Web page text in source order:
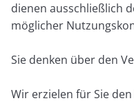
dienen ausschließlich
möglicher
Sie denken über den
Wir erzielen für Sie